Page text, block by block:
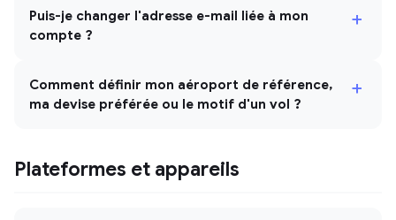
Puis-je changer l'adresse e-mail liée à mon
compte ?
+
Comment définir mon aéroport de référence,
ma devise préférée ou le motif d'un vol ?
+
Plateformes et appareils